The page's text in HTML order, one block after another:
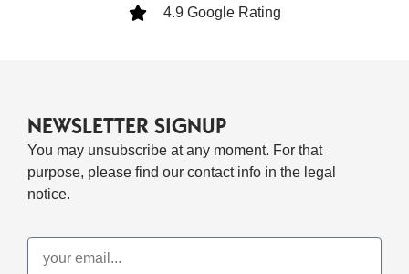
4.9 Google Rating
NEWSLETTER SIGNUP
You may unsubscribe at any moment. For that
purpose, please find our contact info in the legal
notice.